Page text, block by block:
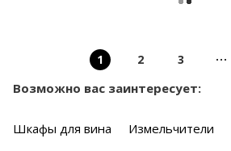
1 2 3
Возможно вас заинтересует:
Шкафы для вина Измельчители